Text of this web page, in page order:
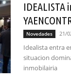
Novedades 21/
Idealista entra
situacion
inmobilairia